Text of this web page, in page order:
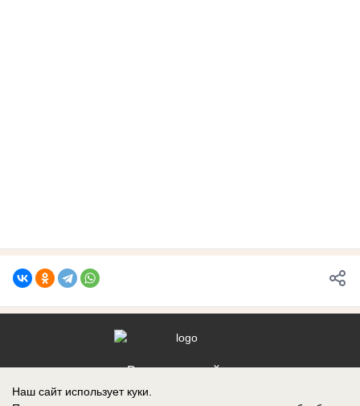
Реклама на сайте
Наш сайт использует куки.